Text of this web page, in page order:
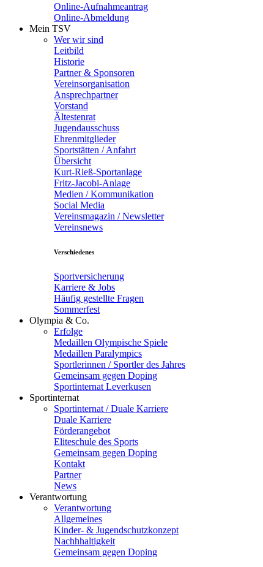
Online-Aufnahmeantrag
Online-Abmeldung
Mein TSV
Wer wir sind
Leitbild
Historie
Partner & Sponsoren
Vereinsorganisation
Ansprechpartner
Vorstand
Ältestenrat
Jugendausschuss
Ehrenmitglieder
Sportstätten / Anfahrt
Übersicht
Kurt-Rieß-Sportanlage
Fritz-Jacobi-Anlage
Medien / Kommunikation
Social Media
Vereinsmagazin / Newsletter
Vereinsnews
Verschiedenes
Sportversicherung
Karriere & Jobs
Häufig gestellte Fragen
Sommerfest
Olympia & Co.
Erfolge
Medaillen Olympische Spiele
Medaillen Paralympics
Sportlerinnen / Sportler des Jahres
Gemeinsam gegen Doping
Sportinternat Leverkusen
Sportinternat
Sportinternat / Duale Karriere
Duale Karriere
Förderangebot
Eliteschule des Sports
Gemeinsam gegen Doping
Kontakt
Partner
News
Verantwortung
Verantwortung
Allgemeines
Kinder- & Jugendschutzkonzept
Nachhhaltigkeit
Gemeinsam gegen Doping